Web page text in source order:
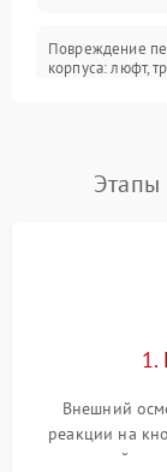
Повреждение
корпуса: люфт,
невозможность
Перегрев из‑за
неисправности
Выход из строя
Этапы
1.
Внешний
реакции на